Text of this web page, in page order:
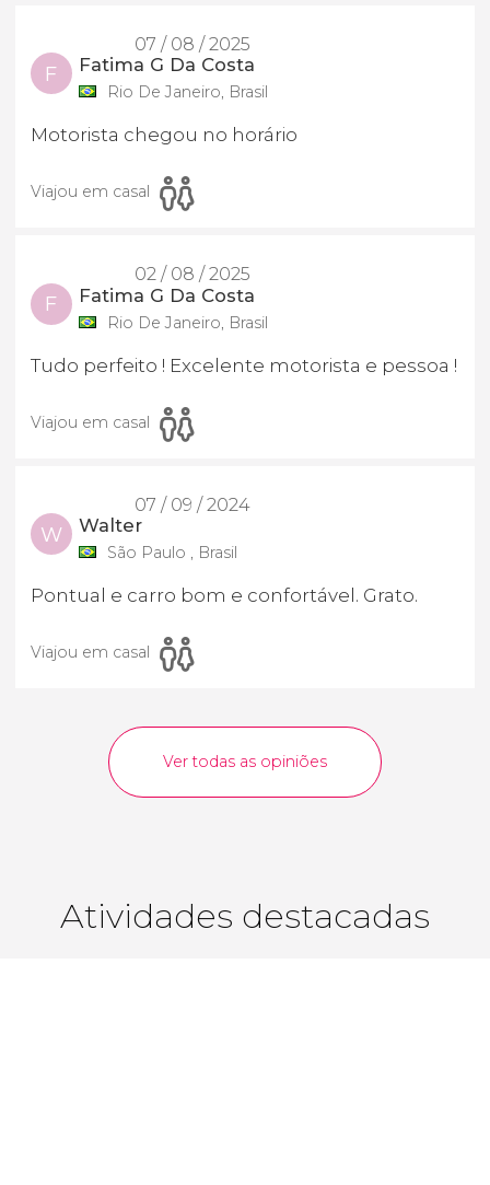
07 / 08 / 2025
F Fatima G Da Costa
Rio De Janeiro, Brasil
Motorista chegou no horário
Viajou em casal
02 / 08 / 2025
F Fatima G Da Costa
Rio De Janeiro, Brasil
Tudo perfeito ! Excelente motorista e pessoa !
Viajou em casal
07 / 09 / 2024
W Walter
São Paulo , Brasil
Pontual e carro bom e confortável. Grato.
Viajou em casal
Ver todas as opiniões
Atividades destacadas